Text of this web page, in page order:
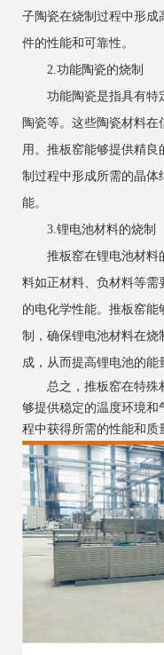
子陶瓷在烧制过程中形成
件的性能和可靠性。
2.功能陶瓷的烧制
功能陶瓷是指具有特
陶瓷等。这些陶瓷材料
用。推板窑能够提供精
制过程中形成所需的晶体
能。
3.锂电池材料的烧制
推板窑在锂电池材料
料如正材料、负材料等需
的电化学性能。推板窑
制，确保锂电池材料在烧
成，从而提高锂电池的能
总之，推板窑在特殊
够提供稳定的温度环境和
程中获得所需的性能和质